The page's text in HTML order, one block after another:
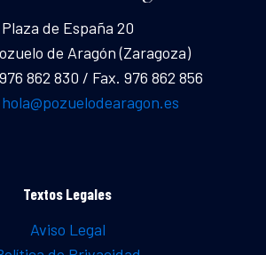
Plaza de España 20
de Aragón (Zaragoza)
862 830 / Fax. 976 862 856
hola@pozuelodearagon.es
Textos Legales
Aviso Legal